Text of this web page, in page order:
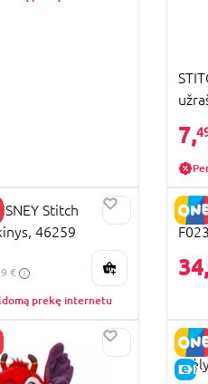
7,
Stitch
46259
€
prekę internetu
34,
E-